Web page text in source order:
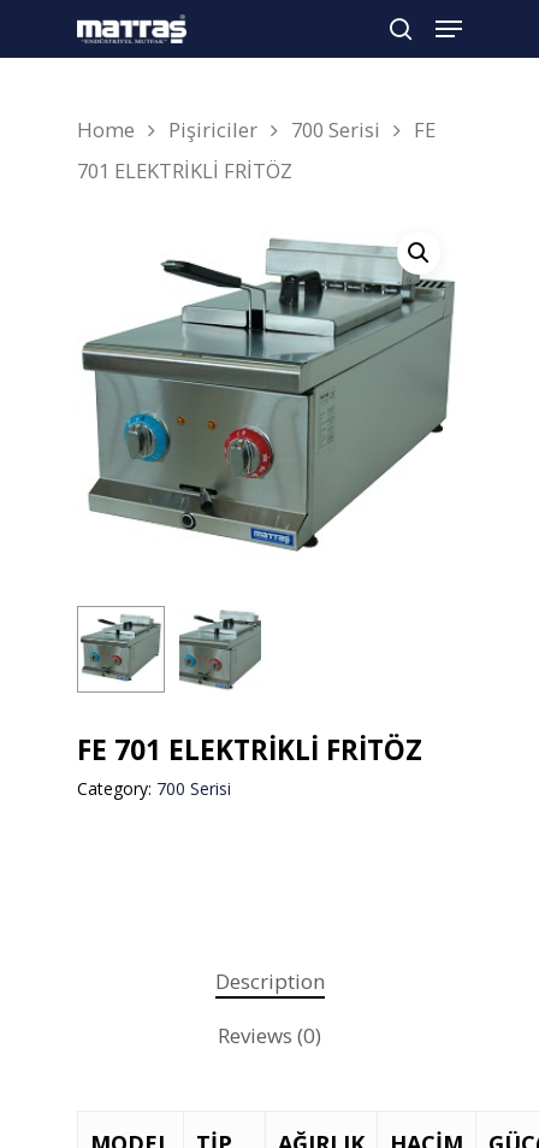
Arama yapmak için enter'a basın
Home Pişiriciler 700 Serisi
FE
701 ELEKTRİKLİ FRİTÖZ
FE 701 ELEKTRİKLİ FRİTÖZ
Category: 700 Serisi
Description
Reviews (0)